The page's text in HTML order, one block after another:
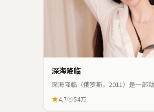
深海降临
深海降临（俄罗斯，2011）是一部
奏紧凑。
4.7 54万